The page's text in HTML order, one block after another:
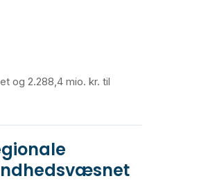
og 2.288,4 mio. kr. til